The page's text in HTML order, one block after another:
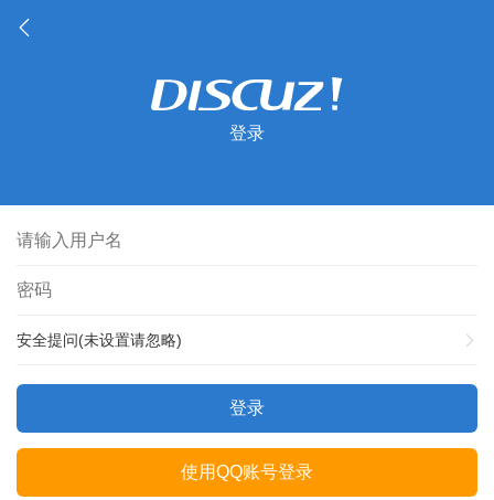
登录
安全提问(未设置请忽略)
登录
使用QQ账号登录